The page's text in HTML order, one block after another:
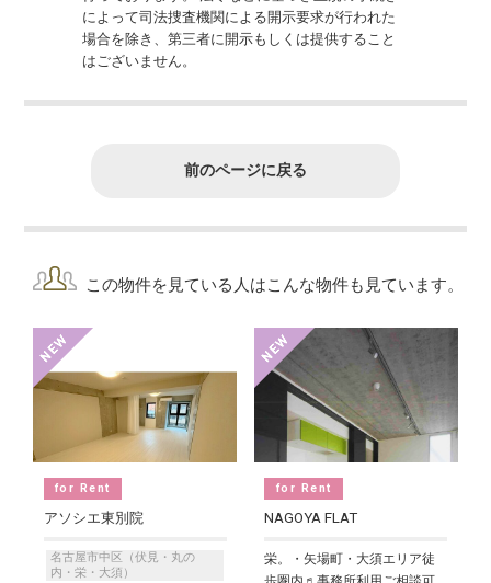
によって司法捜査機関による開示要求が行われた
場合を除き、第三者に開示もしくは提供すること
はございません。
前のページに戻る
この物件を見ている人はこんな物件も見ています。
for Rent
アソシエ東別院
名古屋市中区（伏見・丸の
内・栄・大須）
for Rent
NAGOYA FLAT
栄。・矢場町・大須エリア徒